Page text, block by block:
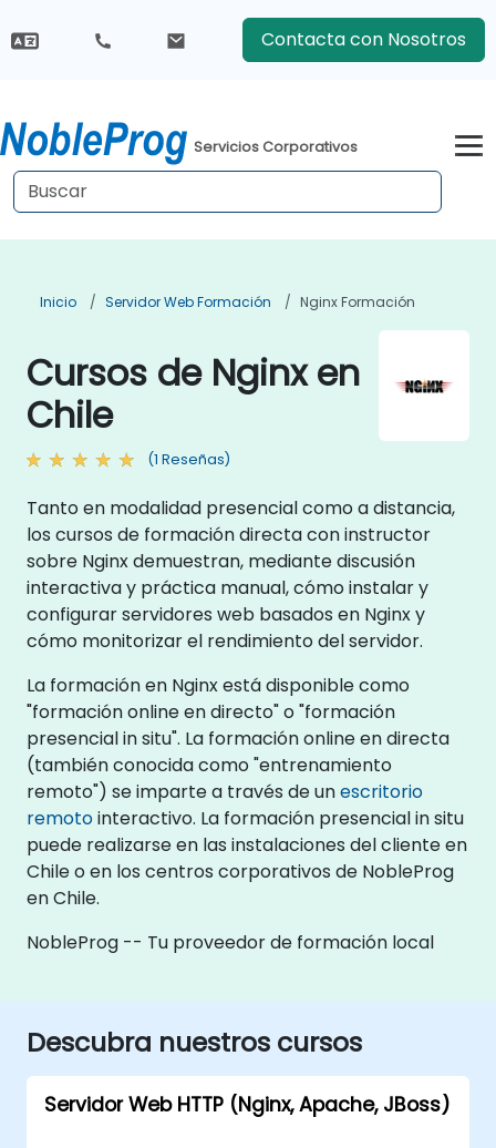
Contacta con Nosotros
Servicios Corporativos
Inicio Servidor Web Formación Nginx Formación
Cursos de Nginx en
Chile
(1 Reseñas)
Tanto en modalidad presencial como a distancia,
los cursos de formación directa con instructor
sobre Nginx demuestran, mediante discusión
interactiva y práctica manual, cómo instalar y
configurar servidores web basados en Nginx y
cómo monitorizar el rendimiento del servidor.
La formación en Nginx está disponible como
"formación online en directo" o "formación
presencial in situ". La formación online en directa
(también conocida como "entrenamiento
remoto") se imparte a través de unescritorio
remotointeractivo. La formación presencial in situ
puede realizarse en las instalaciones del cliente en
Chile o en los centros corporativos de NobleProg
en Chile.
NobleProg -- Tu proveedor de formación local
Descubra nuestros cursos
Servidor Web HTTP (Nginx, Apache, JBoss)